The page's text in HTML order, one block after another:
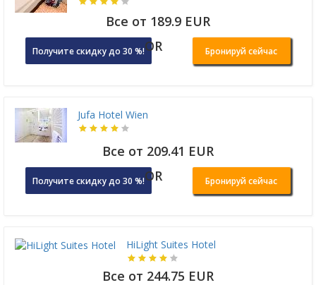
Все от 189.9 EUR
Получите скидку до 30 %!OR Бронируй сейчас
Jufa Hotel Wien
Все от 209.41 EUR
Получите скидку до 30 %!OR Бронируй сейчас
HiLight Suites Hotel
Все от 244.75 EUR